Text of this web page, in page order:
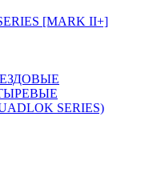
[MARK II+]
SERIES)